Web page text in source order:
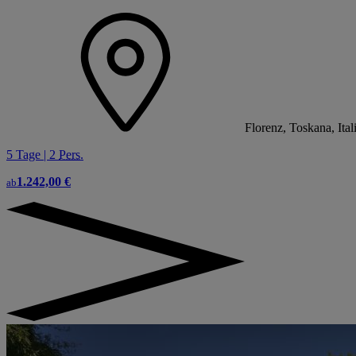
Florenz, Toskana,
5 Tage | 2 Pers.
ab1.242,00 €